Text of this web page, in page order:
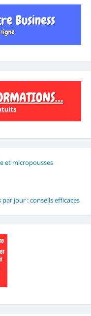
et micropousses
jour : conseils efficaces